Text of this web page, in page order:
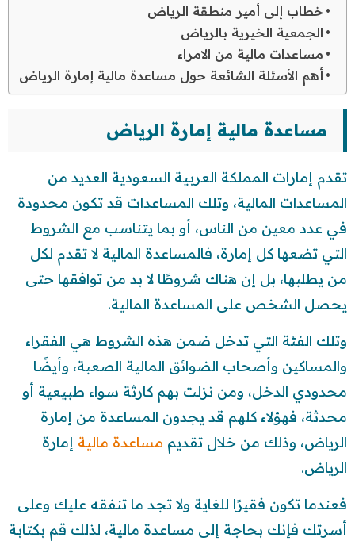
خطاب إلى أمير منطقة الرياض
الجمعية الخيرية بالرياض
مساعدات مالية من الامراء
أهم الأسئلة الشائعة حول مساعدة مالية إمارة الرياض
مساعدة مالية إمارة الرياض
تقدم إمارات المملكة العربية السعودية العديد من
المساعدات المالية، وتلك المساعدات قد تكون محدودة
في عدد معين من الناس، أو بما يتناسب مع الشروط
التي تضعها كل إمارة، فالمساعدة المالية لا تقدم لكل
من يطلبها، بل إن هناك شروطًا لا بد من توافقها حتى
يحصل الشخص على المساعدة المالية.
وتلك الفئة التي تدخل ضمن هذه الشروط هي الفقراء
والمساكين وأصحاب الضوائق المالية الصعبة، وأيضًا
محدودي الدخل، ومن نزلت بهم كارثة سواء طبيعية أو
محدثة، فهؤلاء كلهم قد يجدون المساعدة من إمارة
الرياض، وذلك من خلال تقديم مساعدة مالية إمارة
الرياض.
فعندما تكون فقيرًا للغاية ولا تجد ما تنفقه عليك وعلى
أسرتك فإنك بحاجة إلى مساعدة مالية، لذلك قم بكتابة